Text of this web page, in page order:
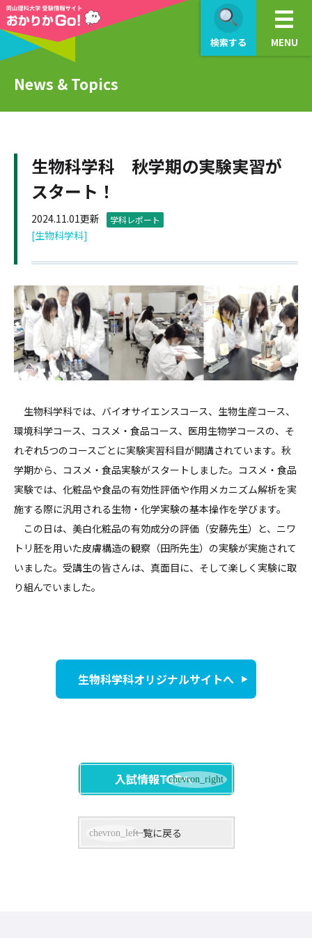
検索する MENU
News & Topics
生物科学科 秋学期の実験実習が
スタート！
2024.11.01更新 学科レポート
[生物科学科]
生物科学科では、バイオサイエンスコース、生物生産コース、
環境科学コース、コスメ・食品コース、医用生物学コースの、そ
れぞれ5つのコースごとに実験実習科目が開講されています。秋
学期から、コスメ・食品実験がスタートしました。コスメ・食品
実験では、化粧品や食品の有効性評価や作用メカニズム解析を実
施する際に汎用される生物・化学実験の基本操作を学びます。
この日は、美白化粧品の有効成分の評価（安藤先生）と、ニワ
トリ胚を用いた皮膚構造の観察（田所先生）の実験が実施されて
いました。受講生の皆さんは、真面目に、そして楽しく実験に取
り組んでいました。
生物科学科オリジナルサイトへ
入試情報TOPへ
一覧に戻る